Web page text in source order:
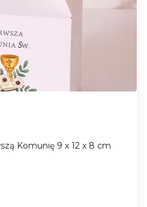
Komunię 9 x 12 x 8 cm